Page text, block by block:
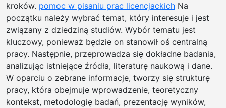
kroków. pomoc w pisaniu prac licencjackich Na
początku należy wybrać temat, który interesuje i jest
związany z dziedziną studiów. Wybór tematu jest
kluczowy, ponieważ będzie on stanowił oś centralną
pracy. Następnie, przeprowadza się dokładne badania,
analizując istniejące źródła, literaturę naukową i dane.
W oparciu o zebrane informacje, tworzy się strukturę
pracy, która obejmuje wprowadzenie, teoretyczny
kontekst, metodologię badań, prezentację wyników,